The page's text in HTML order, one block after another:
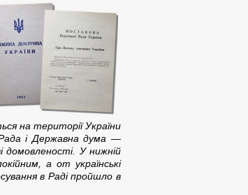
на території України
і Державна дума —
домовленості. У нижній
а от українські
в Раді пройшло в